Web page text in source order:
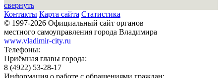
свернуть
Контакты Карта сайта Статистика
© 1997-2026 Официальный сайт органов
местного самоуправления города Владимира
www.vladimir-city.ru
Телефоны:
Приёмная главы города:
8 (4922) 53-28-17
Информация о работе с обращениями граждан: